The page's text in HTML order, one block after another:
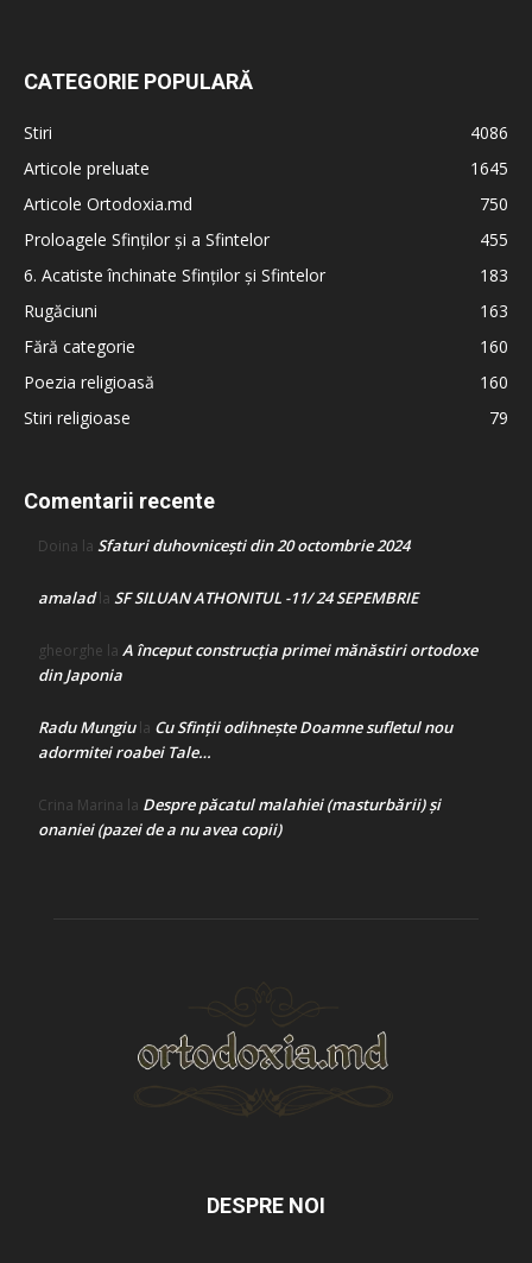
CATEGORIE POPULARĂ
Stiri
4086
Articole preluate
1645
Articole Ortodoxia.md
750
Proloagele Sfinților și a Sfintelor
455
6. Acatiste închinate Sfinților și Sfintelor
183
Rugăciuni
163
Fără categorie
160
Poezia religioasă
160
Stiri religioase
79
Comentarii recente
Doina la Sfaturi duhovnicești din 20 octombrie 2024
amaladla SF SILUAN ATHONITUL -11/ 24 SEPEMBRIE
gheorghe la A început construcţia primei mănăstiri ortodoxe
din Japonia
Radu Mungiula Cu Sfinții odihnește Doamne sufletul nou
adormitei roabei Tale…
Crina Marina la Despre păcatul malahiei (masturbării) şi
onaniei (pazei de a nu avea copii)
DESPRE NOI